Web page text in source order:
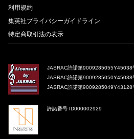
利用規約
集英社プライバシーガイドライン
特定商取引法の表示
JASRAC許諾第9009285055Y45038
JASRAC許諾第9009285050Y45038
JASRAC許諾第9009285049Y43128
許諾番号 ID000002929